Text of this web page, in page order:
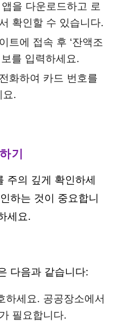
을 다운로드하고 로
확인할 수 있습니다.
트에 접속 후 ‘잔액조
를 입력하세요.
화하여 카드 번호를
요.
기
주의 깊게 확인하세
하는 것이 중요합니
세요.
다음과 같습니다:
하세요. 공공장소에서
필요합니다.